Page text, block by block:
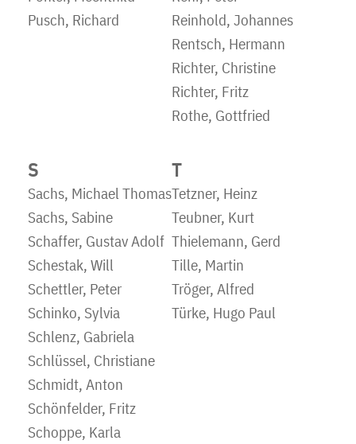
Pusch, Richard
Reinhold, Johannes
Rentsch, Hermann
Richter, Christine
Richter, Fritz
Rothe, Gottfried
S
Sachs, Michael Thomas
Sachs, Sabine
Schaffer, Gustav Adolf
Schestak, Will
Schettler, Peter
Schinko, Sylvia
Schlenz, Gabriela
Schlüssel, Christiane
Schmidt, Anton
Schönfelder, Fritz
Schoppe, Karla
T
Tetzner, Heinz
Teubner, Kurt
Thielemann, Gerd
Tille, Martin
Tröger, Alfred
Türke, Hugo Paul